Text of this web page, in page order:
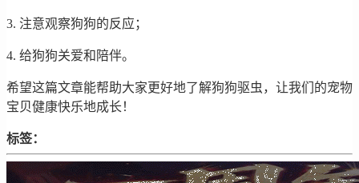
3. 注意观察狗狗的反应；
4. 给狗狗关爱和陪伴。
希望这篇文章能帮助大家更好地了解狗狗驱虫，让我们的宠物
宝贝健康快乐地成长！
标签：